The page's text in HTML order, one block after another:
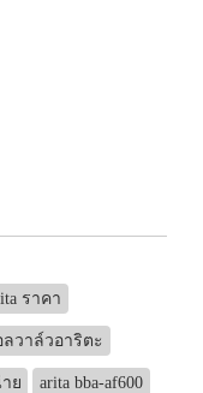
ราคา
วาล์วอาริตะ
ย arita bba-af600